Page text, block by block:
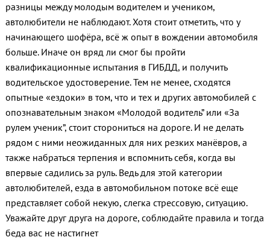
разницы между молодым водителем и учеником,
автолюбители не наблюдают. Хотя стоит отметить, что у
начинающего шофёра, всё ж опыт в вождении автомобиля
больше. Иначе он вряд ли смог бы пройти
квалификационные испытания в ГИБДД, и получить
водительское удостоверение. Тем не менее, сходятся
опытные «ездоки» в том, что и тех и других автомобилей с
опознавательным знаком «Молодой водитель” или «За
рулем ученик”, стоит сторониться на дороге. И не делать
рядом с ними неожиданных для них резких манёвров, а
также набраться терпения и вспомнить себя, когда вы
впервые садились за руль. Ведь для этой категории
автолюбителей, езда в автомобильном потоке всё еще
представляет собой некую, слегка стрессовую, ситуацию.
Уважайте друг друга на дороге, соблюдайте правила и тогда
беда вас не настигнет